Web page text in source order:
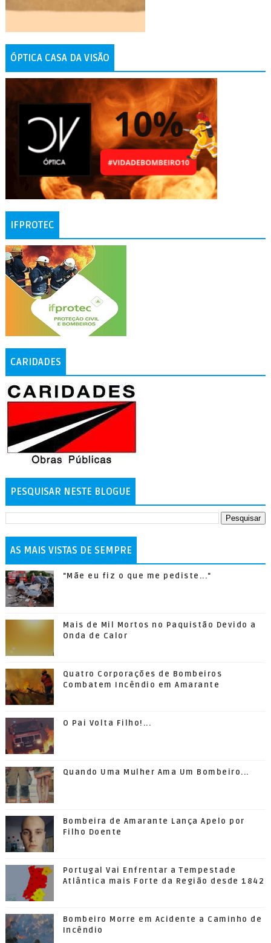
ÓPTICA CASA DA VISÃO
IFPROTEC
CARIDADES
PESQUISAR NESTE BLOGUE
AS MAIS VISTAS DE SEMPRE
"Mãe eu fiz o que me pediste..."
Mais de Mil Mortos no Paquistão Devido a
Onda de Calor
Quatro Corporações de Bombeiros
Combatem Incêndio em Amarante
O Pai Volta Filho!...
Quando Uma Mulher Ama Um Bombeiro...
Bombeira de Amarante Lança Apelo por
Filho Doente
Portugal Vai Enfrentar a Tempestade
Atlântica mais Forte da Região desde 1842
Bombeiro Morre em Acidente a Caminho de
Incêndio